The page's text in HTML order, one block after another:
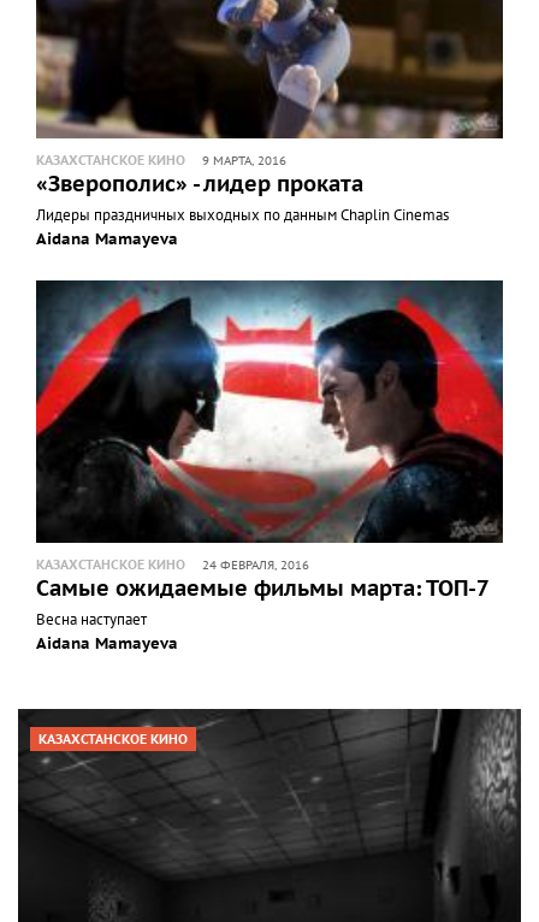
КАЗАХСТАНСКОЕ КИНО 9 МАРТА, 2016
«Зверополис» - лидер проката
Лидеры праздничных выходных по данным Chaplin Cinemas
Aidana Mamayeva
КАЗАХСТАНСКОЕ КИНО 24 ФЕВРАЛЯ, 2016
Самые ожидаемые фильмы марта: ТОП-7
Весна наступает
Aidana Mamayeva
КАЗАХСТАНСКОЕ КИНО